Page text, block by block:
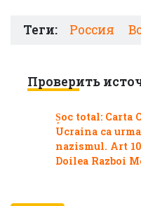
Теги: Россия
Проверить
Șoc total: Carta
Ucraina ca
nazismul. Art
Doilea Razboi